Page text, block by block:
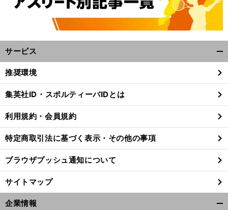
サービス
閉
る
推奨環境
集英社ID・スポルティーバIDとは
利用規約・会員規約
特定商取引法に基づく表示・その他の事項
ブラウザプッシュ通知について
サイトマップ
企業情報